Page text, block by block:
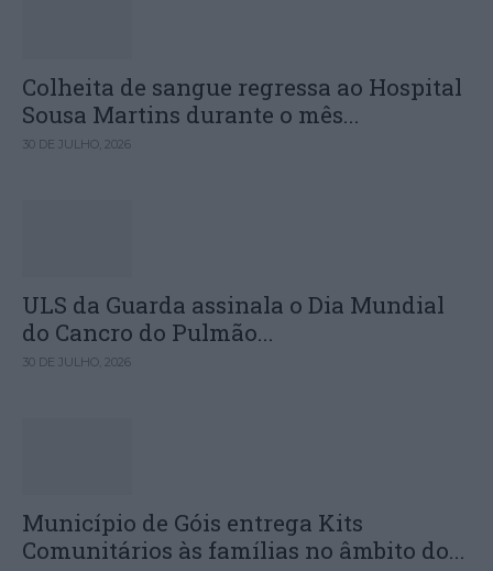
Colheita de sangue regressa ao Hospital
Sousa Martins durante o mês...
30 DE JULHO, 2026
ULS da Guarda assinala o Dia Mundial
do Cancro do Pulmão...
30 DE JULHO, 2026
Município de Góis entrega Kits
Comunitários às famílias no âmbito do...